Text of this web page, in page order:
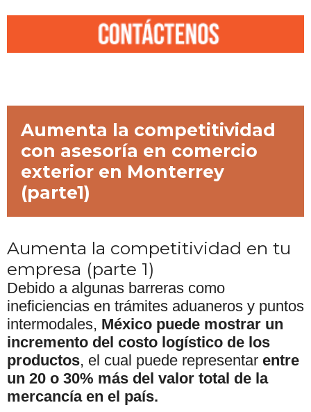
Aumenta la competitividad
con asesoría en comercio
exterior en Monterrey
(parte1)
Aumenta la competitividad en tu
empresa (parte 1)
Debido a algunas barreras como
ineficiencias en trámites aduaneros y puntos
intermodales, México puede mostrar un
incremento del costo logístico de los
productos, el cual puede representar entre
un 20 o 30% más del valor total de la
mercancía en el país.